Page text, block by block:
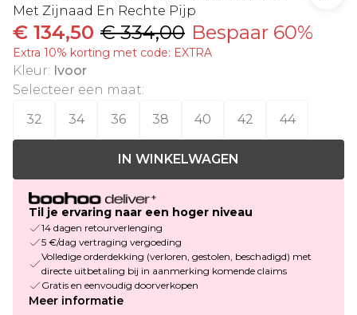
Met Zijnaad En Rechte Pijp
€ 134,50 € 334,00 Bespaar 60%
Extra 10% korting met code: EXTRA
Kleur: Ivoor
Selecteer een maat:
32
34 36 38 40 42 44
IN WINKELWAGEN
Til je ervaring naar een hoger niveau
14 dagen retourverlenging
5 €/dag vertraging vergoeding
Volledige orderdekking (verloren, gestolen, beschadigd) met
directe uitbetaling bij in aanmerking komende claims
Gratis en eenvoudig doorverkopen
Meer informatie